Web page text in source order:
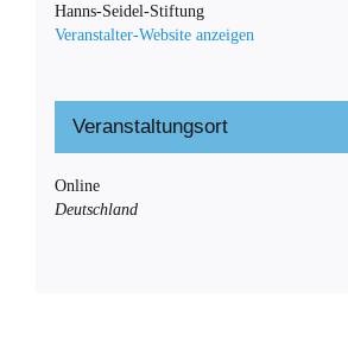
Veranstaltungsort
Online
Deutschland
Hanns-Seidel-Stiftung
Veranstalter-Website anzeigen